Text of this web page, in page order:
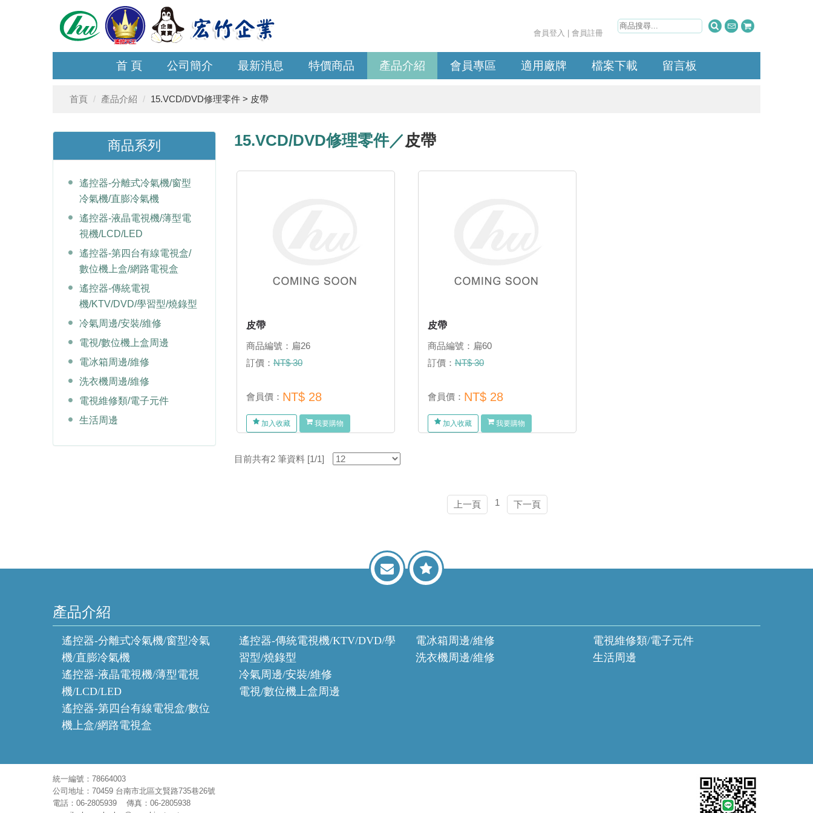
會員登入 |會員註冊
首 頁 公司簡介 最新消息 特價商品 產品介紹 會員專區 適用廠牌 檔案下載 留言板
首頁 產品介紹 15.VCD/DVD修理零件 > 皮帶
商品系列
遙控器-分離式冷氣機/窗型
冷氣機/直膨冷氣機
遙控器-液晶電視機/薄型電
視機/LCD/LED
遙控器-第四台有線電視盒/
數位機上盒/網路電視盒
遙控器-傳統電視
機/KTV/DVD/學習型/燒錄型
冷氣周邊/安裝/維修
電視/數位機上盒周邊
電冰箱周邊/維修
洗衣機周邊/維修
電視維修類/電子元件
生活周邊
15.VCD/DVD修理零件／皮帶
皮帶
商品編號：扁26
訂價：NT$ 30
會員價： NT$ 28
加入收藏 我要購物
皮帶
商品編號：扁60
訂價：NT$ 30
會員價： NT$ 28
加入收藏 我要購物
目前共有2 筆資料 [1/1]
上一頁 1 下一頁
產品介紹
遙控器-分離式冷氣機/窗型冷氣
機/直膨冷氣機
遙控器-液晶電視機/薄型電視
機/LCD/LED
遙控器-第四台有線電視盒/數位
機上盒/網路電視盒
遙控器-傳統電視機/KTV/DVD/學
習型/燒錄型
冷氣周邊/安裝/維修
電視/數位機上盒周邊
電冰箱周邊/維修
洗衣機周邊/維修
電視維修類/電子元件
生活周邊
統一編號：78664003
公司地址：70459 台南市北區文賢路735巷26號
電話：06-2805939 傳真：06-2805938